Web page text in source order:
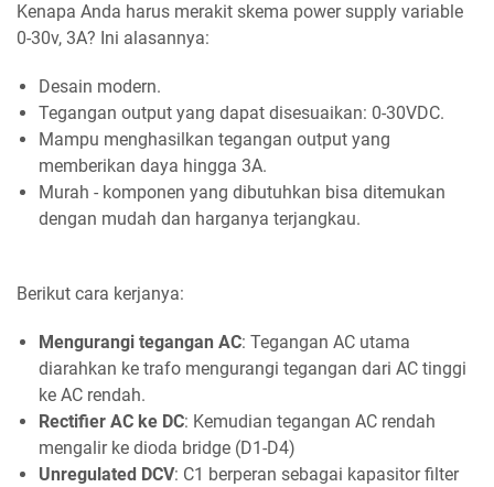
Kenapa Anda harus merakit skema power supply variable
0-30v, 3A? Ini alasannya:
Desain modern.
Tegangan output yang dapat disesuaikan: 0-30VDC.
Mampu menghasilkan tegangan output yang
memberikan daya hingga 3A.
Murah - komponen yang dibutuhkan bisa ditemukan
dengan mudah dan harganya terjangkau.
Berikut cara kerjanya:
Mengurangi tegangan AC: Tegangan AC utama
diarahkan ke trafo mengurangi tegangan dari AC tinggi
ke AC rendah.
Rectifier AC ke DC: Kemudian tegangan AC rendah
mengalir ke dioda bridge (D1-D4)
Unregulated DCV: C1 berperan sebagai kapasitor filter